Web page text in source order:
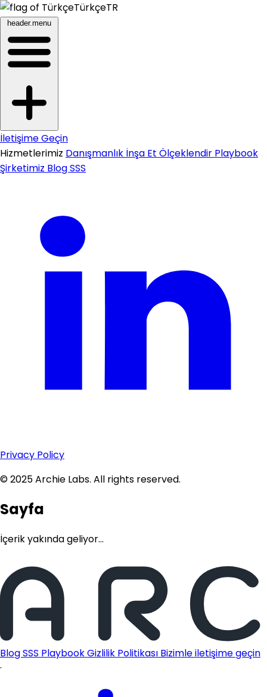
TürkçeTR
header.menu
İletişime Geçin
Hizmetlerimiz Danışmanlık İnşa Et Ölçeklendir Playbook
Şirketimiz BlogSSS
Privacy Policy
© 2025 Archie Labs. All rights reserved.
Sayfa
İçerik yakında geliyor...
BlogSSS PlaybookGizlilik Politikası Bizimle iletişime geçin
·